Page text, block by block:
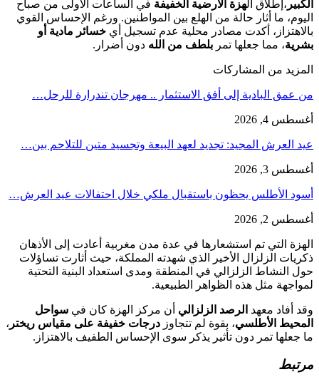
الكبير ،إطلاق الهزة الأرضية الخفيفة في الساعات الأولى من صباح
اليوم، ما أثار حالة من الهلع بين المواطنين. ورغم الإحساس القوي
بالاهتزاز، أكدت مصادر محلية عدم تسجيل أي خسائر مادية أو
بشرية، مما جعلها تمر بلطف من الله دون أضرار.
المزيد من المشاركات
من عمق البادية إلى أفق الاستثمار .. مهرجان تندرارة للرحل…
أغسطس 4, 2026
عيد العرش المجيد: تجديد لعهد البيعة وتجسيد متين للتلاحم بين…
أغسطس 3, 2026
أسود الأطلس يحظون باستقبال ملكي خلال احتفالات عيد العرش…
أغسطس 2, 2026
الهزة التي تم استشعارها في عدة مدن مغربية أعادت إلى الأذهان
ذكريات الزلزال الأخير الذي شهدته المملكة، حيث أثارت تساؤلات
حول النشاط الزلزالي في المنطقة ومدى استعداد البنية التحتية
لمواجهة مثل هذه الظواهر الطبيعية.
وقد أفاد معهد الرصد الزلزالي أن مركز الهزة كان في سواحل
المحيط الأطلسي، بقوة لم تتجاوز درجات خفيفة على مقياس ريختر ،
ما جعلها تمر دون تأثير يذكر سوى الإحساس الطفيف بالاهتزاز.
مرتبط